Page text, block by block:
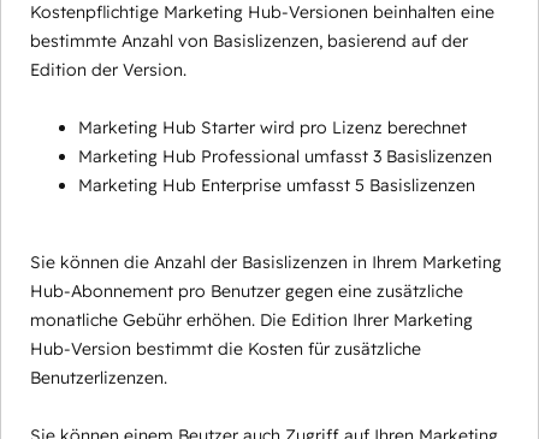
Kostenpflichtige Marketing Hub-Versionen beinhalten eine
bestimmte Anzahl von Basislizenzen, basierend auf der
Edition der Version.
Marketing Hub Starter wird pro Lizenz berechnet
Marketing Hub Professional umfasst 3 Basislizenzen
Marketing Hub Enterprise umfasst 5 Basislizenzen
Sie können die Anzahl der Basislizenzen in Ihrem Marketing
Hub-Abonnement pro Benutzer gegen eine zusätzliche
monatliche Gebühr erhöhen. Die Edition Ihrer Marketing
Hub-Version bestimmt die Kosten für zusätzliche
Benutzerlizenzen.